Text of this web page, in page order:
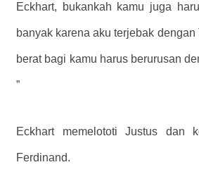
Eckhart, bukankah kamu juga
banyak karena aku terjebak dengan
berat bagi kamu harus berurusan
”
Eckhart memelototi Justus dan
Ferdinand.